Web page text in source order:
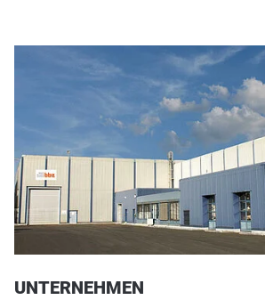
UNTERNEHMEN